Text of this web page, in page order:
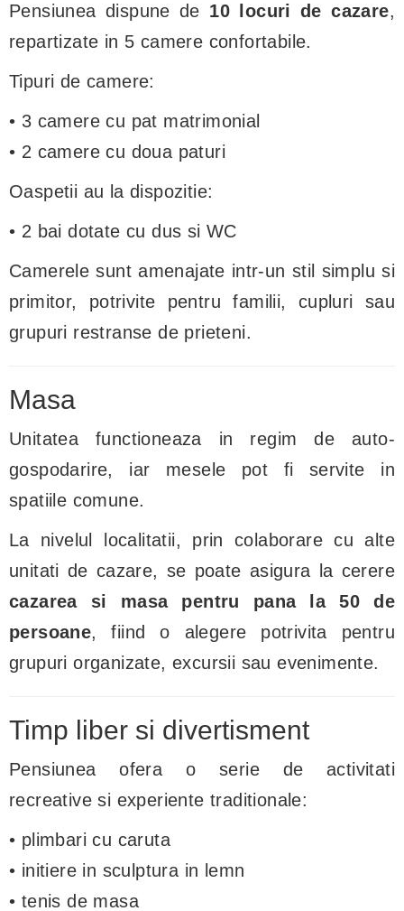
Pensiunea dispune de 10 locuri de cazare,
repartizate in 5 camere confortabile.
Tipuri de camere:
• 3 camere cu pat matrimonial
• 2 camere cu doua paturi
Oaspetii au la dispozitie:
• 2 bai dotate cu dus si WC
Camerele sunt amenajate intr-un stil simplu si
primitor, potrivite pentru familii, cupluri sau
grupuri restranse de prieteni.
Masa
Unitatea functioneaza in regim de auto-
gospodarire, iar mesele pot fi servite in
spatiile comune.
La nivelul localitatii, prin colaborare cu alte
unitati de cazare, se poate asigura la cerere
cazarea si masa pentru pana la 50 de
persoane, fiind o alegere potrivita pentru
grupuri organizate, excursii sau evenimente.
Timp liber si divertisment
Pensiunea ofera o serie de activitati
recreative si experiente traditionale:
• plimbari cu caruta
• initiere in sculptura in lemn
• tenis de masa